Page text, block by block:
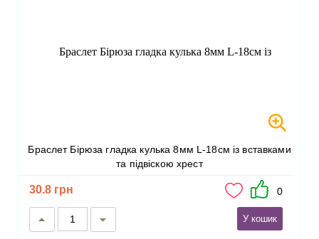
Браслет Бірюза гладка кулька 8мм L-18см із вставками
та підвіскою хрест
30.8 грн 0
У кошик